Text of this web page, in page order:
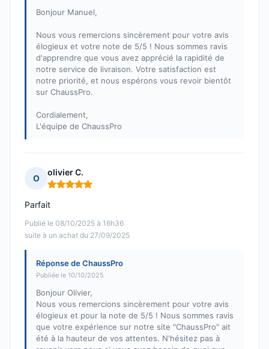
Bonjour Manuel,
Nous vous remercions sincèrement pour votre avis
élogieux et votre note de 5/5 ! Nous sommes ravis
d'apprendre que vous avez apprécié la rapidité de
notre service de livraison. Votre satisfaction est
notre priorité, et nous espérons vous revoir bientôt
sur ChaussPro.
Cordialement,
L'équipe de ChaussPro
O
olivier C.
Note : 5 sur 5
Publié le 08/10/2025 à 16h36
suite à un achat du 27/09/2025
Parfait
Réponse de ChaussPro
Publiée le 10/10/2025
Bonjour Olivier,
Nous vous remercions sincèrement pour votre avis
élogieux et pour la note de 5/5 ! Nous sommes ravis
que votre expérience sur notre site "ChaussPro" ait
été à la hauteur de vos attentes. N'hésitez pas à